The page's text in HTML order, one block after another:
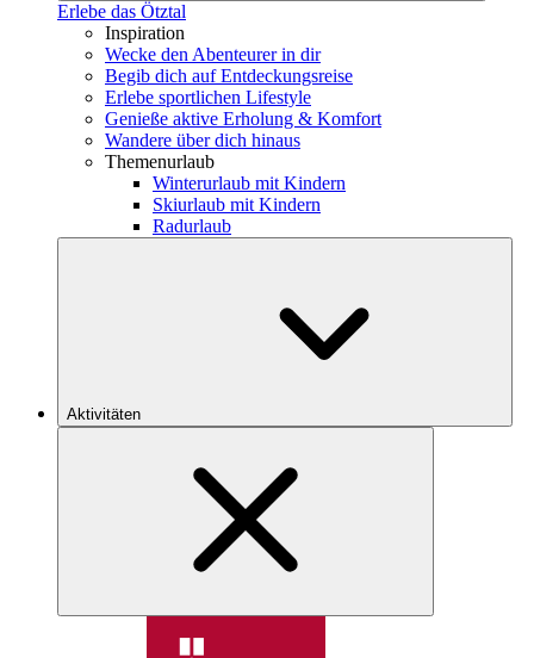
Erlebe das Ötztal
Inspiration
Wecke den Abenteurer in dir
Begib dich auf Entdeckungsreise
Erlebe sportlichen Lifestyle
Genieße aktive Erholung & Komfort
Wandere über dich hinaus
Themenurlaub
Winterurlaub mit Kindern
Skiurlaub mit Kindern
Radurlaub
Aktivitäten